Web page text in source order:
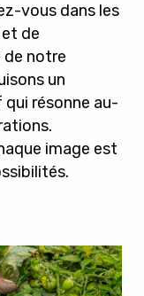
vous dans les
de
de notre
un
résonne au-
image est